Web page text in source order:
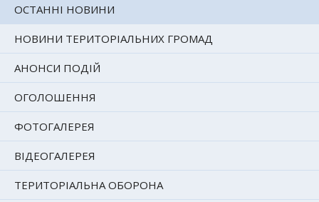
ОСТАННІ НОВИНИ
НОВИНИ ТЕРИТОРІАЛЬНИХ ГРОМАД
АНОНСИ ПОДІЙ
ОГОЛОШЕННЯ
ФОТОГАЛЕРЕЯ
ВІДЕОГАЛЕРЕЯ
ТЕРИТОРІАЛЬНА ОБОРОНА